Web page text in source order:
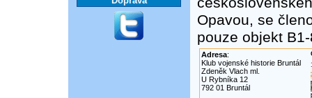
Opavou, se
pouze objekt
Adresa:
Klub vojenské historie Bruntál
Zdeněk Vlach ml.
U Rybníka 12
792 01 Bruntál